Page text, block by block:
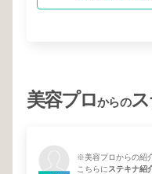
美容プロからの
※美容プロからの紹
こちらにステキナ紹